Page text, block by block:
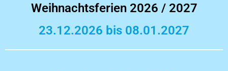
Weihnachtsferien 2026 / 2027
23.12.2026 bis 08.01.2027